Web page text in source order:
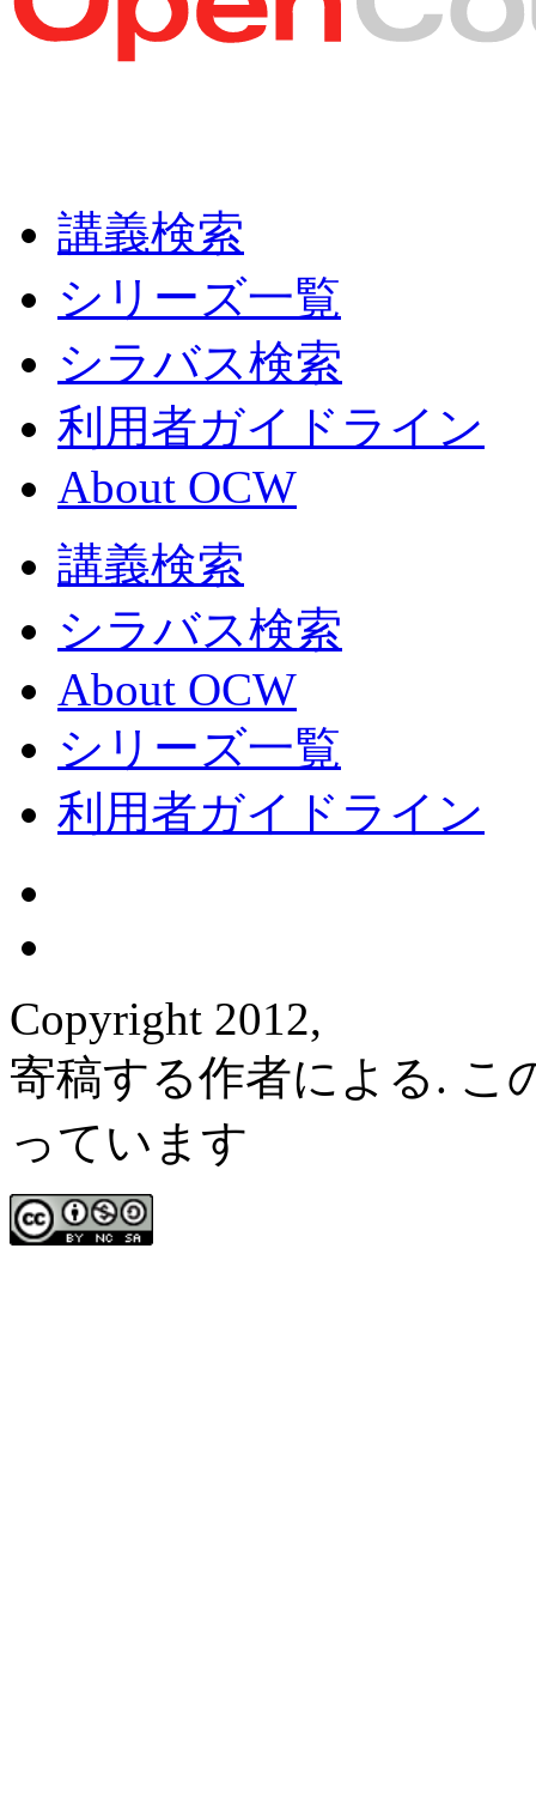
講義検索
シリーズ一覧
シラバス検索
利用者ガイドライン
About OCW
講義検索
シラバス検索
About OCW
シリーズ一覧
利用者ガイドライン
Copyright 2012,
寄稿する作者による. こ
っています